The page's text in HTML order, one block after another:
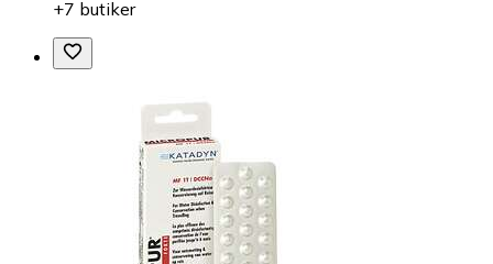
+7 butiker